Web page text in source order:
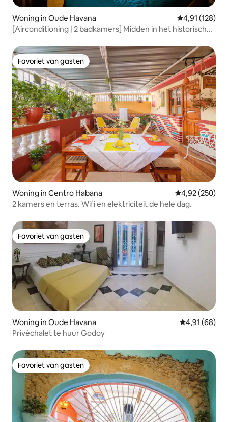
Woning in Oude Havana Gemiddelde
4,91 (128)
[Airconditioning | 2 badkamers] Midden in het historische
Favoriet van gasten
Favoriet van gasten
Woning in Centro Habana Gemiddelde
4,92 (250)
2 kamers en terras. Wifi en elektriciteit de hele dag.
Favoriet van gasten
Favoriet van gasten
Woning in Oude Havana Gemiddelde
4,91 (68)
Privéchalet te huur Godoy
Favoriet van gasten
Favoriet van gasten